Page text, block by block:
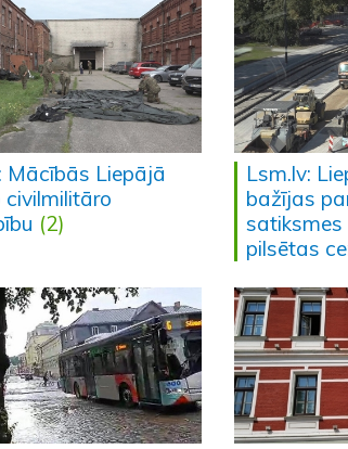
Mācībās Liepājā
civilmilitāro
(2)
Lsm.lv:
bažījas
satiksmes
pilsētas